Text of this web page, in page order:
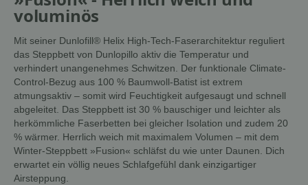
voluminös
Mit seiner Dunlofill® Helix High-Tech-Faserarchitektur reguliert
das Steppbett von Dunlopillo aktiv die Temperatur und
verhindert unangenehmes Schwitzen. Der funktionale Climate-
Control-Bezug aus 100 % Baumwoll-Batist ist extrem
atmungsaktiv – somit wird Feuchtigkeit aufgesaugt und schnell
abgeleitet. Das Steppbett ist 30 % bauschiger und leichter als
herkömmliche Faserbetten bei gleicher Isolation und zudem 20
% wärmer. Herrlich weich mit maximalem Volumen – mit dem
Winter-Steppbett »Fusion« schläfst du wie unter Daunen. Dich
erwartet ein völlig neues Schlafgefühl dank einzigartiger
Airsteppung.